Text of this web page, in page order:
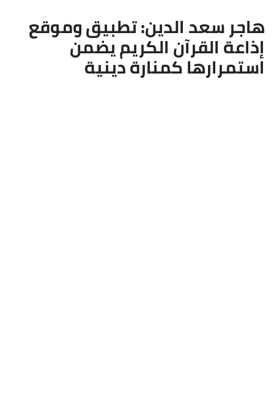
هاجر سعد الدين: تطبيق وموقع
إذاعة القرآن الكريم يضمن
استمرارها كمنارة دينية